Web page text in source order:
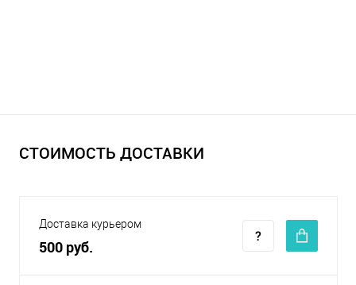
СТОИМОСТЬ ДОСТАВКИ
Доставка курьером
500 руб.